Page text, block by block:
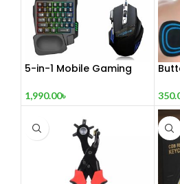
5-in-1 Mobile Gaming
1,990.00৳